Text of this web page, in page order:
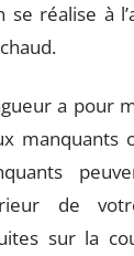
réalise à
a pour
manquants
de
sur la